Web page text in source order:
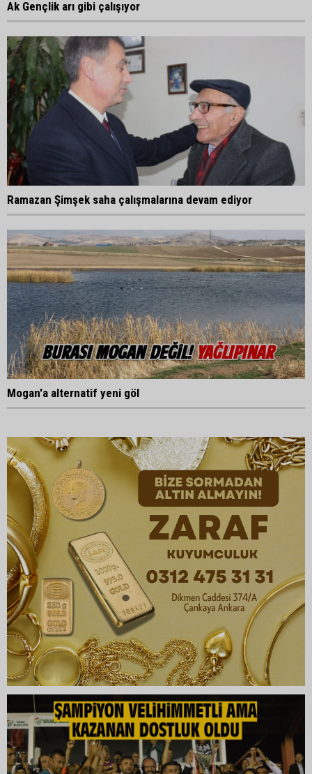
Ak Gençlik arı gibi çalışıyor
Ramazan Şimşek saha çalışmalarına devam ediyor
Mogan'a alternatif yeni göl